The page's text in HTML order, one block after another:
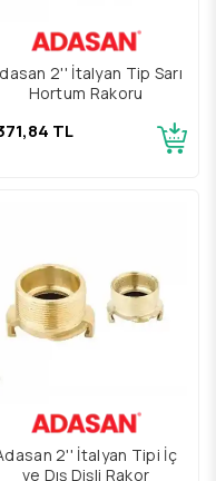
2'' İtalyan Tip Sarı
Hortum Rakoru
TL
2'' İtalyan Tipi İç
ve Dış Dişli Rakor